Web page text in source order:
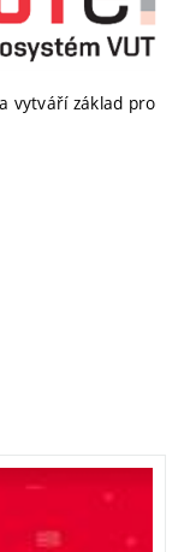
vytváří základ pro